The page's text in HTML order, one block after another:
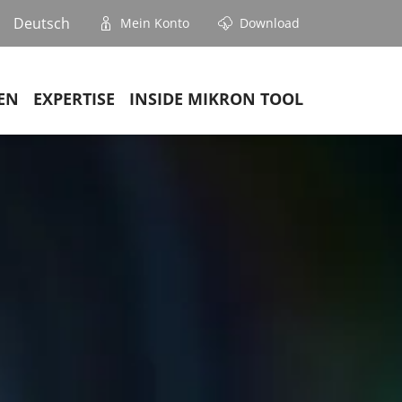
Deutsch Mein Konto Download
EXPERTISE INSIDE MIKRON TOOL